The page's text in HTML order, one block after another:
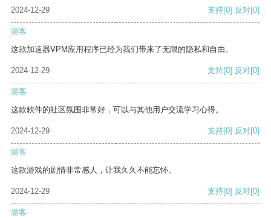
2024-12-29 支持[0] 反对[0]
游客
这款加速器VPM应用程序已经为我们带来了无限的隐私和自由。
2024-12-29 支持[0] 反对[0]
游客
这款软件的社区氛围非常好，可以与其他用户交流学习心得。
2024-12-29 支持[0] 反对[0]
游客
这款游戏的剧情非常感人，让我久久不能忘怀。
2024-12-29 支持[0] 反对[0]
游客